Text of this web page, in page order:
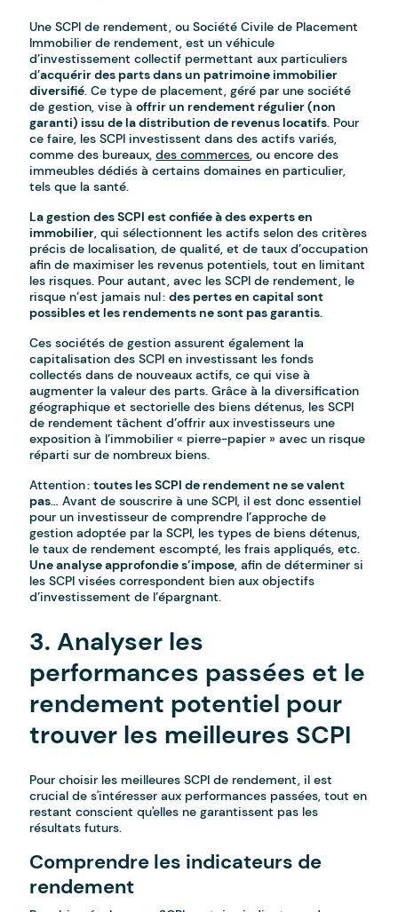
Une SCPI de rendement, ou Société Civile de Placement
Immobilier de rendement, est un véhicule
d’investissement collectif permettant aux particuliers
d’acquérir des parts dans un patrimoine immobilier
diversifié. Ce type de placement, géré par une société
de gestion, vise àoffrir un rendement régulier (non
garanti) issu de la distribution de revenus locatifs. Pour
ce faire, les SCPI investissent dans des actifs variés,
comme des bureaux,des commerces, ou encore des
immeubles dédiés à certains domaines en particulier,
tels que la santé.
La gestion des SCPI est confiée à des experts en
immobilier, qui sélectionnent les actifs selon des critères
précis de localisation, de qualité, et de taux d’occupation
afin de maximiser les revenus potentiels, tout en limitant
les risques. Pour autant, avec les SCPI de rendement, le
risque n’est jamais nul :des pertes en capital sont
possibles et les rendements ne sont pas garantis.
Ces sociétés de gestion assurent également la
capitalisation des SCPI en investissant les fonds
collectés dans de nouveaux actifs, ce qui vise à
augmenter la valeur des parts. Grâce à la diversification
géographique et sectorielle des biens détenus, les SCPI
de rendement tâchent d’offrir aux investisseurs une
exposition à l’immobilier « pierre-papier » avec un risque
réparti sur de nombreux biens.
Attention :toutes les SCPI de rendement ne se valent
pas… Avant de souscrire à une SCPI, il est donc essentiel
pour un investisseur de comprendre l’approche de
gestion adoptée par la SCPI, les types de biens détenus,
le taux de rendement escompté, les frais appliqués, etc.
Une analyse approfondie s’impose, afin de déterminer si
les SCPI visées correspondent bien aux objectifs
d’investissement de l’épargnant.
3. Analyser les
performances passées et le
rendement potentiel pour
trouver les meilleures SCPI
Pour choisir les meilleures SCPI de rendement, il est
crucial de s'intéresser aux performances passées, tout en
restant conscient qu'elles ne garantissent pas les
résultats futurs.
Comprendre les indicateurs de
rendement